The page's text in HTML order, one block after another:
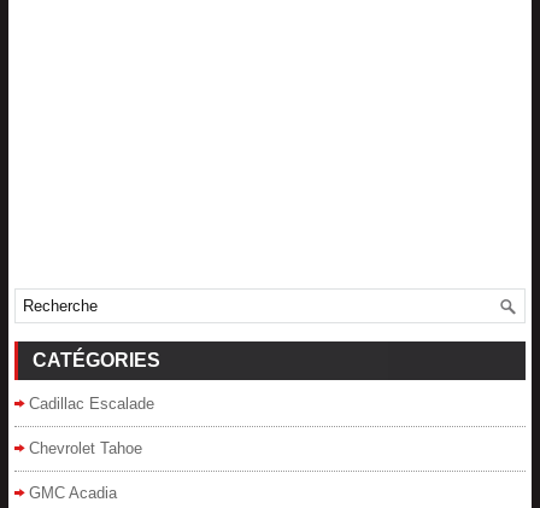
CATÉGORIES
Cadillac Escalade
Chevrolet Tahoe
GMC Acadia